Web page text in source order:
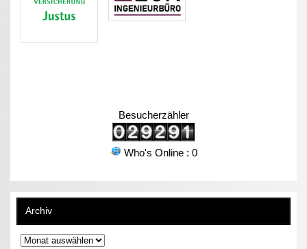
Besucherzähler
Who's Online : 0
Archiv